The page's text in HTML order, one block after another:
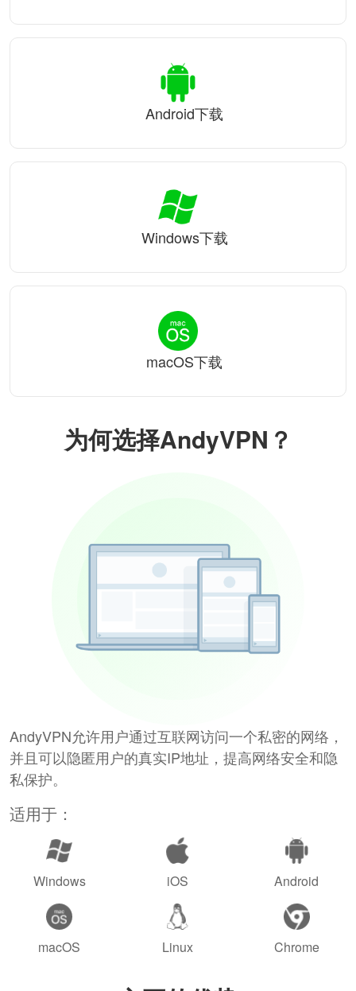
为何选择AndyVPN？
AndyVPN允许用户通过互联网访问一个私密的网络，
并且可以隐匿用户的真实IP地址，提高网络安全和隐
私保护。
适用于：
Windows iOS Android
macOS Linux Chrome
Android下载
Windows下载
macOS下载